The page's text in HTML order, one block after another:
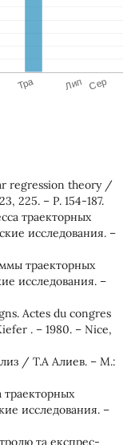
regression theory /
225. – Р. 154-187.
траекторных
исследования. –
траекторных
исследования. –
Actes du congres
. – 1980. – Nicе,
/ Т.А Алиев. – М.:
исследования. –
та експрес-